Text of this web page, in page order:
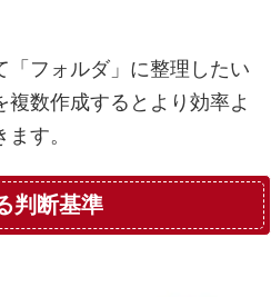
「フォルダ」に整理したい
数作成するとより効率よ
す。
判断基準